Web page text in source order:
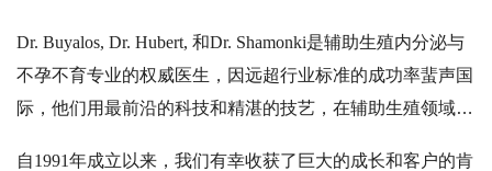
FSAC以客户为中心，致力于为您提供最先进的辅助生殖科
技和最悉心周到的服务，成为您求子之路的第一选择和最后
一站。
Dr. Buyalos, Dr. Hubert, 和Dr. Shamonki是辅助生殖内分泌与
不孕不育专业的权威医生，因远超行业标准的成功率蜚声国
际，他们用最前沿的科技和精湛的技艺，在辅助生殖领域创
自1991年成立以来，我们有幸收获了巨大的成长和客户的肯